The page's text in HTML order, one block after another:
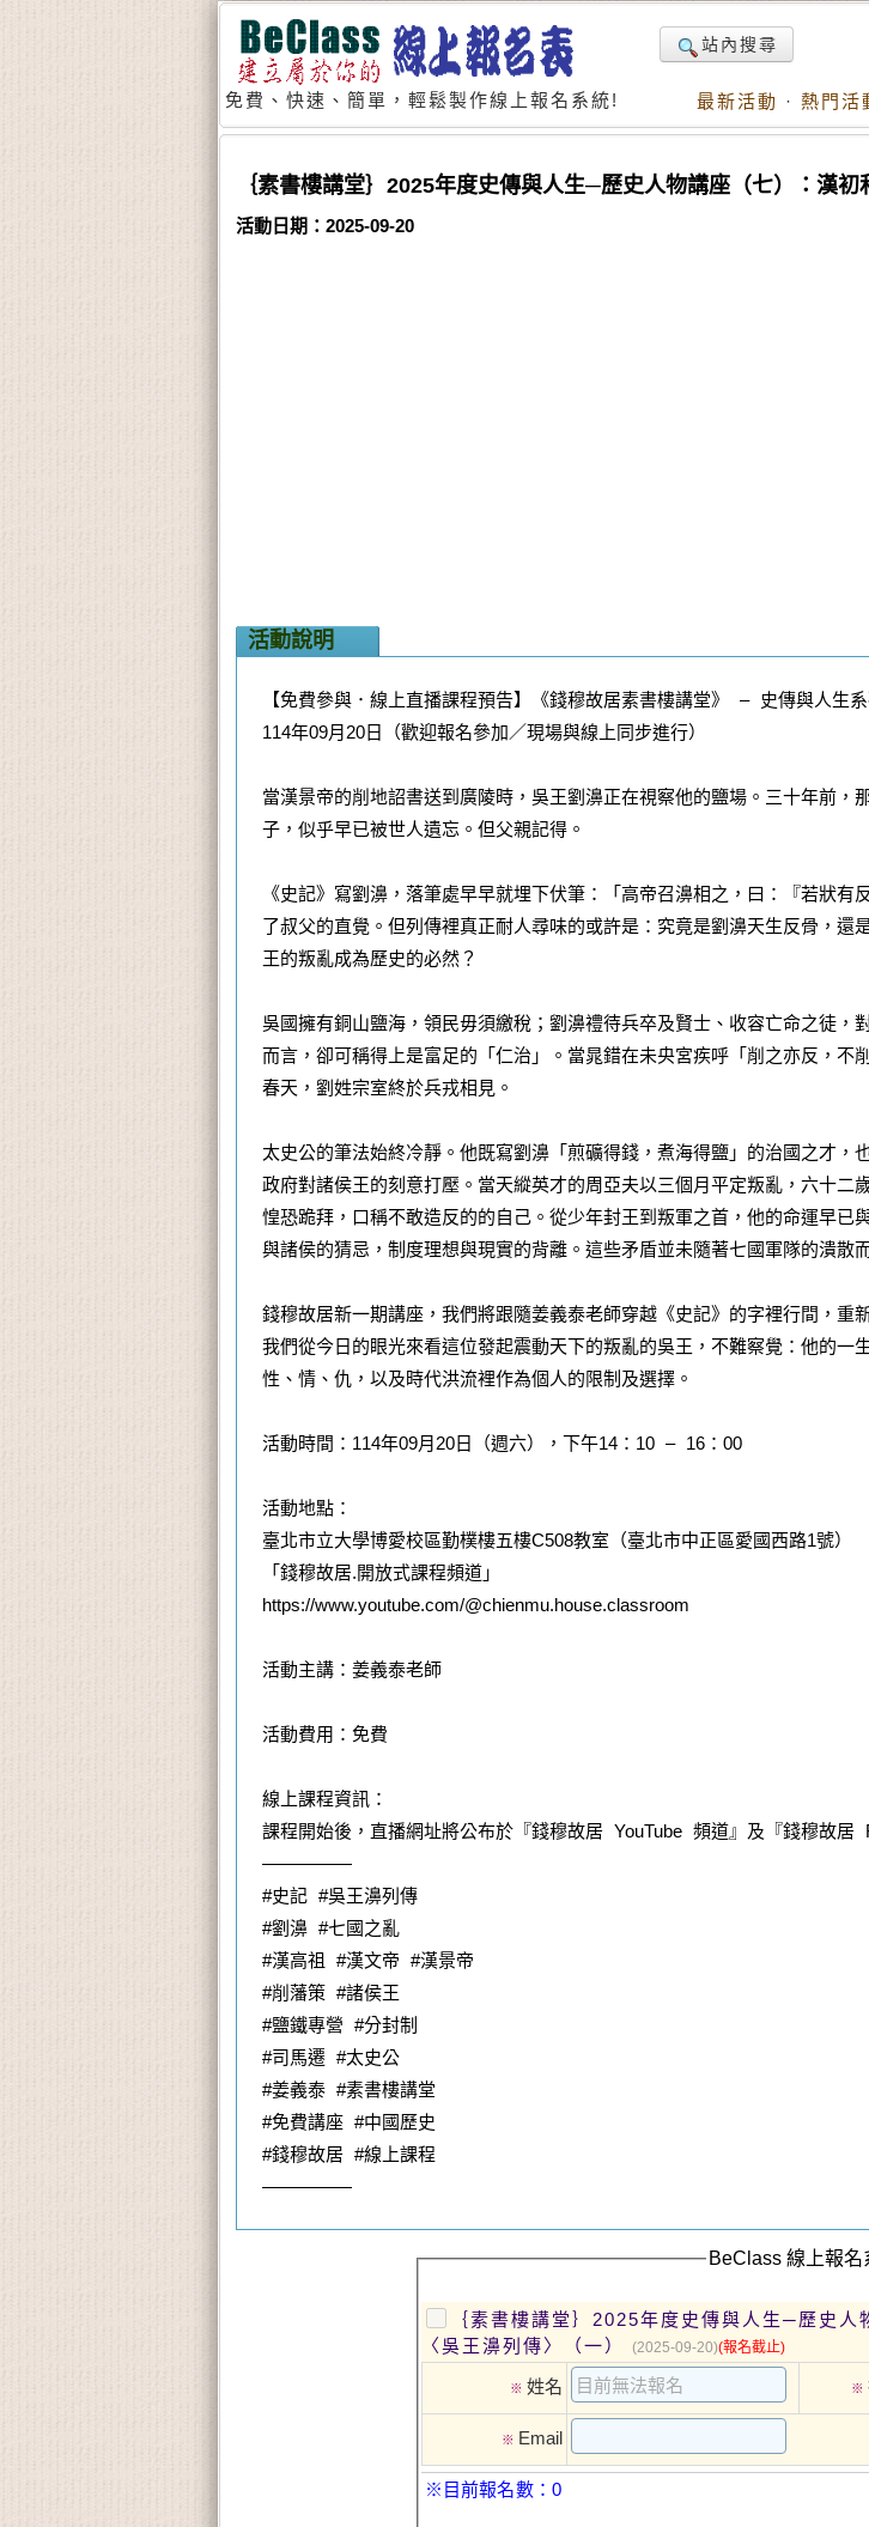
免費、快速、簡單，輕鬆製作線上報名系統!
站內搜尋
最新活動 · 熱門活
｛素書樓講堂｝2025年度史傳與人生─歷史人物講座（七）：漢
活動日期：2025-09-20
活動說明
【免費參與．線上直播課程預告】《錢穆故居素書樓講堂》 – 史傳與人生
114年09月20日（歡迎報名參加／現場與線上同步進行）
當漢景帝的削地詔書送到廣陵時，吳王劉濞正在視察他的鹽場。三十年
子，似乎早已被世人遺忘。但父親記得。
《史記》寫劉濞，落筆處早早就埋下伏筆：「高帝召濞相之，曰：『若狀
了叔父的直覺。但列傳裡真正耐人尋味的或許是：究竟是劉濞天生反骨，
王的叛亂成為歷史的必然？
吳國擁有銅山鹽海，領民毋須繳稅；劉濞禮待兵卒及賢士、收容亡命之徒
而言，卻可稱得上是富足的「仁治」。當晁錯在未央宮疾呼「削之亦反，
春天，劉姓宗室終於兵戎相見。
太史公的筆法始終冷靜。他既寫劉濞「煎礦得錢，煮海得鹽」的治國之才
政府對諸侯王的刻意打壓。當天縱英才的周亞夫以三個月平定叛亂，六十
惶恐跪拜，口稱不敢造反的的自己。從少年封王到叛軍之首，他的命運早
與諸侯的猜忌，制度理想與現實的背離。這些矛盾並未隨著七國軍隊的潰散
錢穆故居新一期講座，我們將跟隨姜義泰老師穿越《史記》的字裡行間，
我們從今日的眼光來看這位發起震動天下的叛亂的吳王，不難察覺：他的一
性、情、仇，以及時代洪流裡作為個人的限制及選擇。
活動時間：114年09月20日（週六），下午14：10 – 16：00
活動地點：
臺北市立大學博愛校區勤樸樓五樓C508教室（臺北市中正區愛國西路1號）
「錢穆故居.開放式課程頻道」
https://www.youtube.com/@chienmu.house.classroom
活動主講：姜義泰老師
活動費用：免費
線上課程資訊：
課程開始後，直播網址將公布於『錢穆故居 YouTube 頻道』及『錢穆故居
—————
#史記 #吳王濞列傳
#劉濞 #七國之亂
#漢高祖 #漢文帝 #漢景帝
#削藩策 #諸侯王
#鹽鐵專營 #分封制
#司馬遷 #太史公
#姜義泰 #素書樓講堂
#免費講座 #中國歷史
#錢穆故居 #線上課程
—————
BeClass 線上報名
｛素書樓講堂｝2025年度史傳與人生─歷史
〈吳王濞列傳〉（一）
(2025-09-20)(報名截止)
※ 姓名 ※
※ Email
※目前報名數：0